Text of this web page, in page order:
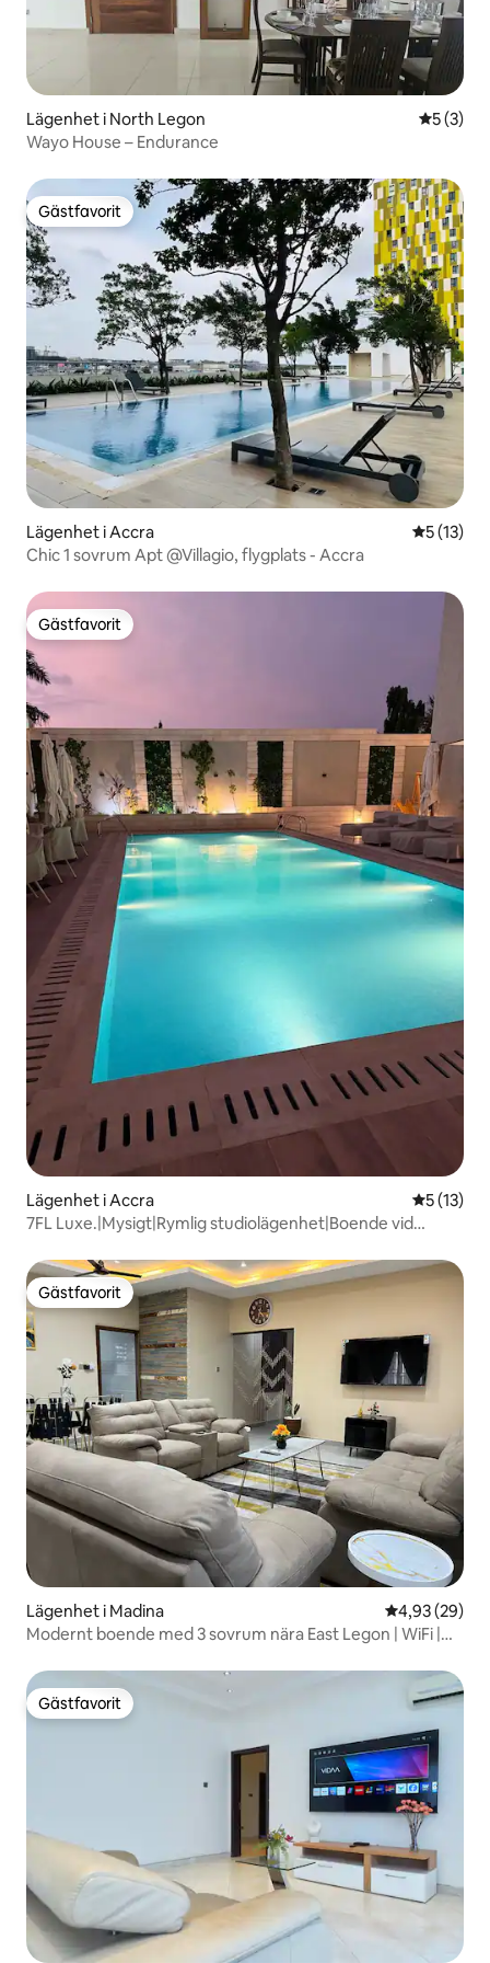
Lägenhet i North Legon 5 av 5 i
5 (3)
Wayo House – Endurance
Gästfavorit
Gästfavorit
Lägenhet i Accra 5 av 5 i
5 (13)
Chic 1 sovrum Apt @Villagio, flygplats - Accra
Gästfavorit
Gästfavorit
Lägenhet i Accra 5 av 5 i
5 (13)
7FL Luxe.|Mysigt|Rymlig studiolägenhet|Boende vid
Gästfavorit
Gästfavorit
Lägenhet i Madina 4,93 av 5 i
4,93 (29)
Modernt boende med 3 sovrum nära East Legon | WiFi |
Gästfavorit
Gästfavorit